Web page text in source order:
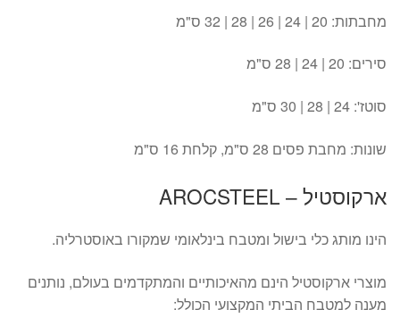
מחבתות: 20 | 24 | 26 | 28 | 32 ס"מ
סירים: 20 | 24 | 28 ס"מ
סוטז': 24 | 28 | 30 ס"מ
שונות: מחבת פסים 28 ס"מ, קלחת 16 ס"מ
ארקוסטיל – AROCSTEEL
הינו מותג כלי בישול ומטבח בינלאומי שמקורו באוסטרליה.
מוצרי ארקוסטיל הינם מהאיכותיים והמתקדמים בעולם, נותנים
מענה למטבח הביתי המקצועי הכולל: